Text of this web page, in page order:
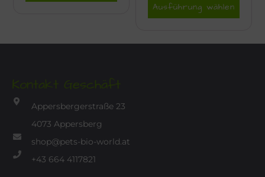
Ausführung wählen
Kontakt Geschäft
Appersbergerstraße 23
4073 Appersberg
shop@pets-bio-world.at
+43 664 4117821